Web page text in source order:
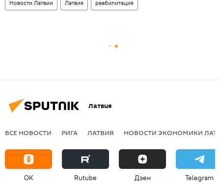
Новости Латвии Латвия реабилитация
Латвия
ВСЕ НОВОСТИ РИГА ЛАТВИЯ НОВОСТИ ЭКОНОМИКИ
OK Rutube Дзен Telegram